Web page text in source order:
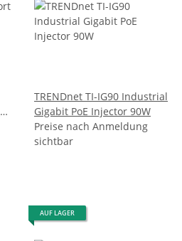
TRENDnet TI-IG90 Industrial
Gigabit PoE Injector 90W
Preise nach Anmeldung
sichtbar
AUF LAGER